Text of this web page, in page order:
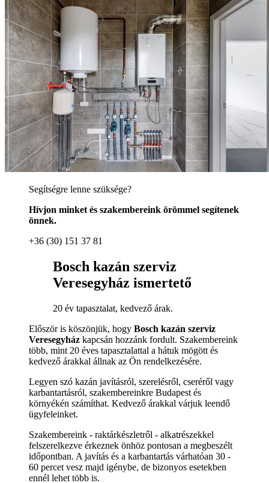
Segítségre lenne szüksége?
Hívjon minket és szakembereink örömmel segítenek
önnek.
+36 (30) 151 37 81
Bosch kazán szerviz
Veresegyház ismertető
20 év tapasztalat, kedvező árak.
Először is köszönjük, hogy Bosch kazán szerviz
Veresegyház kapcsán hozzánk fordult. Szakembereink
több, mint 20 éves tapasztalattal a hátuk mögött és
kedvező árakkal állnak az Ön rendelkezésére.
Legyen szó kazán javításról, szerelésről, cseréről vagy
karbantartásról, szakembereinkre Budapest és
környékén számíthat. Kedvező árakkal várjuk leendő
ügyfeleinket.
Szakembereink - raktárkészletről - alkatrészekkel
felszerelkezve érkeznek önhöz pontosan a megbeszélt
időpontban. A javítás és a karbantartás várhatóan 30 -
60 percet vesz majd igénybe, de bizonyos esetekben
ennél lehet több is.